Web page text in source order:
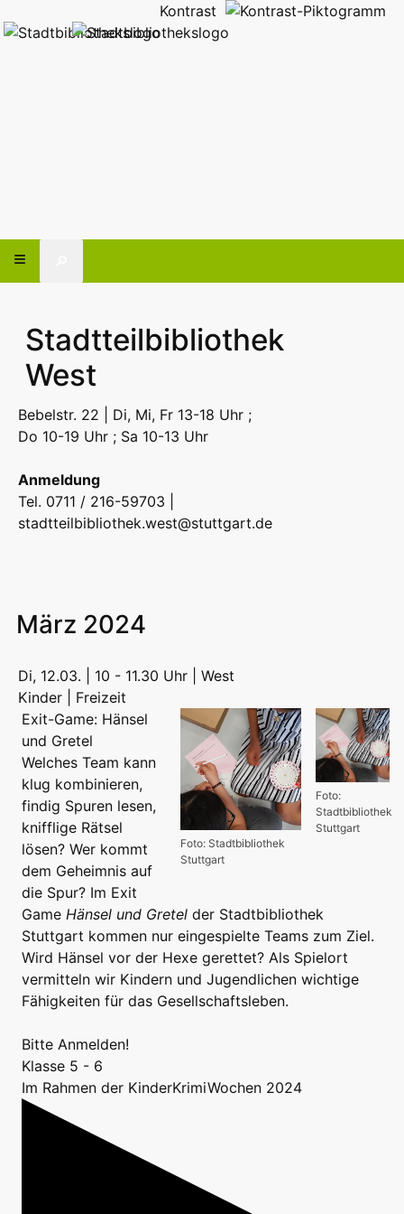
Kontrast
Stadtteilbibliothek
West
Bebelstr. 22 | Di, Mi, Fr 13-18 Uhr ;
Do 10-19 Uhr ; Sa 10-13 Uhr
Anmeldung
Tel. 0711 / 216-59703 |
stadtteilbibliothek.west@stuttgart.de
März 2024
Di, 12.03. | 10 - 11.30 Uhr | West
Kinder | Freizeit
Foto:
Stadtbibliothek
Stuttgart
Foto: Stadtbibliothek
Stuttgart
Exit-Game: Hänsel
und Gretel
Welches Team kann
klug kombinieren,
findig Spuren lesen,
knifflige Rätsel
lösen? Wer kommt
dem Geheimnis auf
die Spur? Im Exit
Game Hänsel und Gretel der Stadtbibliothek
Stuttgart kommen nur eingespielte Teams zum Ziel.
Wird Hänsel vor der Hexe gerettet? Als Spielort
vermitteln wir Kindern und Jugendlichen wichtige
Fähigkeiten für das Gesellschaftsleben.
Bitte Anmelden!
Klasse 5 - 6
Im Rahmen der KinderKrimiWochen 2024